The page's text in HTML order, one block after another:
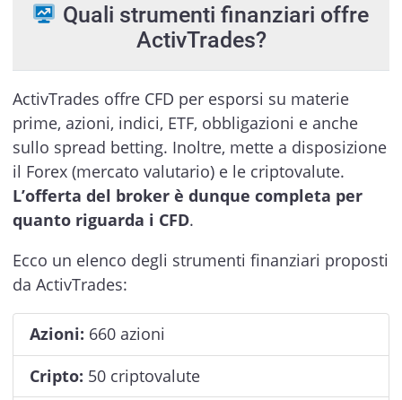
Quali strumenti finanziari offre
ActivTrades?
ActivTrades offre CFD per esporsi su materie
prime, azioni, indici, ETF, obbligazioni e anche
sullo spread betting. Inoltre, mette a disposizione
il Forex (mercato valutario) e le criptovalute.
L’offerta del broker è dunque completa per
quanto riguarda i CFD.
Ecco un elenco degli strumenti finanziari proposti
da ActivTrades:
Azioni: 660 azioni
Cripto: 50 criptovalute